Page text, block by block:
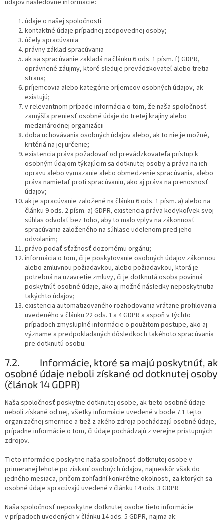
údajov nasledovné informácie:
údaje o našej spoločnosti
kontaktné údaje prípadnej zodpovednej osoby;
účely spracúvania
právny základ spracúvania
ak sa spracúvanie zakladá na článku 6 ods. 1 písm. f) GDPR,
oprávnené záujmy, ktoré sleduje prevádzkovateľ alebo tretia
strana;
príjemcovia alebo kategórie príjemcov osobných údajov, ak
existujú;
v relevantnom prípade informácia o tom, že naša spoločnosť
zamýšľa preniesť osobné údaje do tretej krajiny alebo
medzinárodnej organizácii
doba uchovávania osobných údajov alebo, ak to nie je možné,
kritériá na jej určenie;
existencia práva požadovať od prevádzkovateľa prístup k
osobným údajom týkajúcim sa dotknutej osoby a práva na ich
opravu alebo vymazanie alebo obmedzenie spracúvania, alebo
práva namietať proti spracúvaniu, ako aj práva na prenosnosť
údajov;
ak je spracúvanie založené na článku 6 ods. 1 písm. a) alebo na
článku 9 ods. 2 písm. a) GDPR, existencia práva kedykoľvek svoj
súhlas odvolať bez toho, aby to malo vplyv na zákonnosť
spracúvania založeného na súhlase udelenom pred jeho
odvolaním;
právo podať sťažnosť dozornému orgánu;
informácia o tom, či je poskytovanie osobných údajov zákonnou
alebo zmluvnou požiadavkou, alebo požiadavkou, ktorá je
potrebná na uzavretie zmluvy, či je dotknutá osoba povinná
poskytnúť osobné údaje, ako aj možné následky neposkytnutia
takýchto údajov;
existencia automatizovaného rozhodovania vrátane profilovania
uvedeného v článku 22 ods. 1 a 4 GDPR a aspoň v týchto
prípadoch zmysluplné informácie o použitom postupe, ako aj
význame a predpokladaných dôsledkoch takéhoto spracúvania
pre dotknutú osobu.
7.2. Informácie, ktoré sa majú poskytnúť, ak
osobné údaje neboli získané od dotknutej osoby
(článok 14 GDPR)
Naša spoločnosť poskytne dotknutej osobe, ak tieto osobné údaje
neboli získané od nej, všetky informácie uvedené v bode 7.1 tejto
organizačnej smernice a tiež z akého zdroja pochádzajú osobné údaje,
prípadne informácie o tom, či údaje pochádzajú z verejne prístupných
zdrojov.
Tieto informácie poskytne naša spoločnosť dotknutej osobe v
primeranej lehote po získaní osobných údajov, najneskôr však do
jedného mesiaca, pričom zohľadní konkrétne okolnosti, za ktorých sa
osobné údaje spracúvajú uvedené v článku 14 ods. 3 GDPR
Naša spoločnosť neposkytne dotknutej osobe tieto informácie
v prípadoch uvedených v článku 14 ods. 5 GDPR, najmä ak: